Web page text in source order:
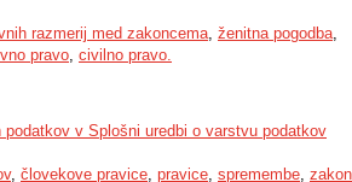
razmerij med zakoncema, ženitna pogodba,
pravo, civilno pravo.
v Splošni uredbi o varstvu podatkov
, človekove pravice, pravice, spremembe,